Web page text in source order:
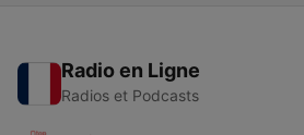
Radio en Ligne
Radios et Podcasts